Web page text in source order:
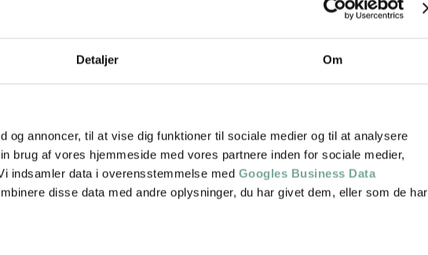
Detaljer Om
og annoncer, til at vise dig funktioner til sociale medier og til at analysere
brug af vores hjemmeside med vores partnere inden for sociale medier,
indsamler data i overensstemmelse med Googles Business Data
disse data med andre oplysninger, du har givet dem, eller som de har